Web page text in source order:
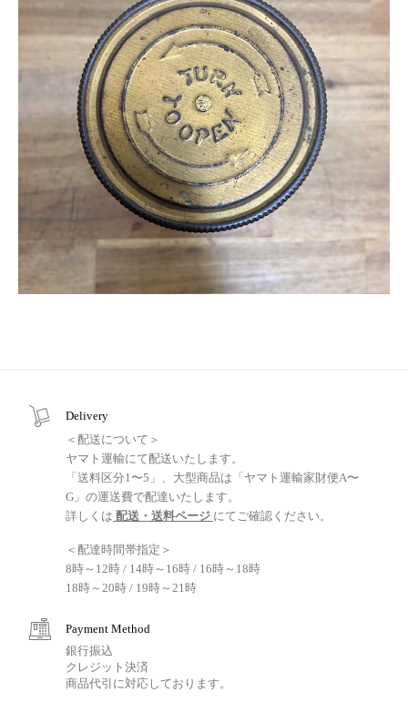
Delivery
＜配送について＞
ヤマト運輸にて配送いたします。
「送料区分1〜5」、大型商品は「ヤマト運輸家財便A〜
G」の運送費で配達いたします。
詳しくは 配送・送料ページ にてご確認ください。
＜配達時間帯指定＞
8時～12時 / 14時～16時 / 16時～18時
18時～20時 / 19時～21時
Payment Method
銀行振込
クレジット決済
商品代引に対応しております。